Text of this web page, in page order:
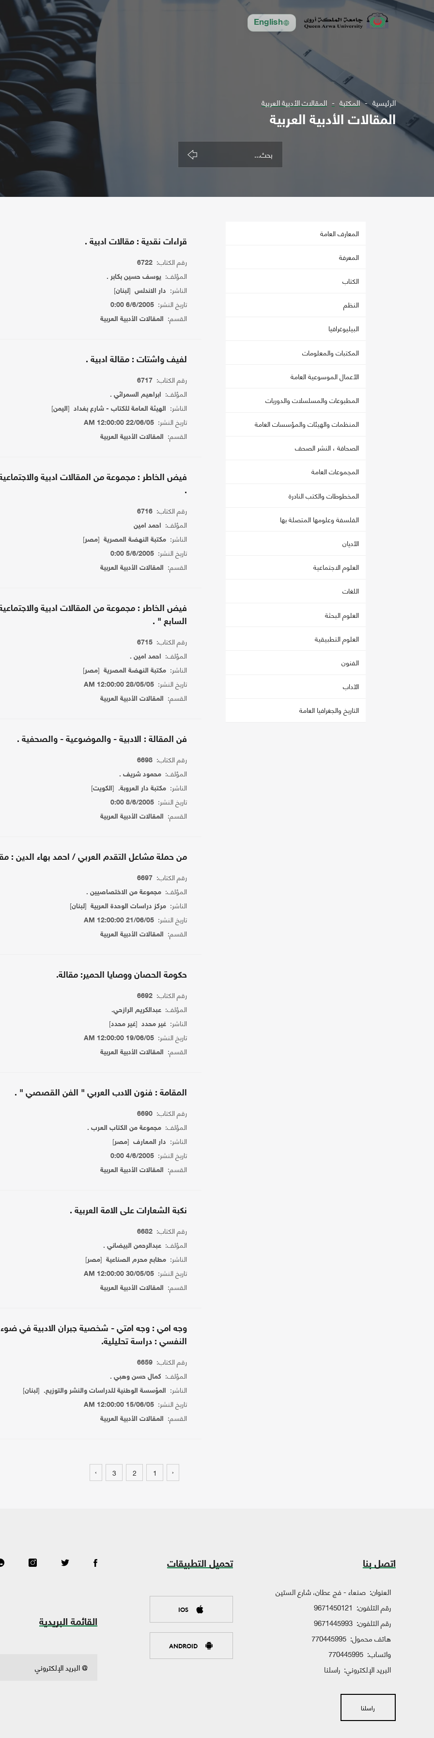
English
الرئيسية المكتبة المقالات الأدبية العربية
المقالات الأدبية العربية
المعارف العامة
المعرفة
الكتاب
النظم
البيليوغرافيا
المكتبات والمعلومات
الأعمال الموسوعية العامة
المطبوعات والمسلسلات والدوريات
المنظمات والهيئات والمؤسسات العامة
الصحافة ، النشر الصحف
المجموعات العامة
المخطوطات والكتب النادرة
الفلسفة وعلومها المتصلة بها
الأديان
العلوم الاجتماعية
اللغات
العلوم البحثة
العلوم التطبيقية
الفنون
الآداب
التاريخ والجغرافيا العامة
قراءات نقدية : مقالات ادبية .
رقم الكتاب: 6722
المؤلف: يوسف حسين بكابر .
الناشر: دار الاندلس[لبنان]
تاريخ النشر: 6/6/2005 0:00
القسم: المقالات الأدبية العربية
لفيف واشتات : مقالة ادبية .
رقم الكتاب: 6717
المؤلف: ابراهيم السمرائي .
الناشر: الهيئة العامة للكتاب - شارع بغداد[اليمن]
تاريخ النشر: 22/06/05 12:00:00 AM
القسم: المقالات الأدبية العربية
فيض الخاطر : مجموعة من المقالات ادبية والاجتماعية
.
رقم الكتاب: 6716
المؤلف: احمد امين
الناشر: مكتبة النهضة المصرية[مصر]
تاريخ النشر: 5/6/2005 0:00
القسم: المقالات الأدبية العربية
فيض الخاطر : مجموعة من المقالات ادبية
السابع " .
رقم الكتاب: 6715
المؤلف: احمد امين .
الناشر: مكتبة النهضة المصرية[مصر]
تاريخ النشر: 28/05/05 12:00:00 AM
القسم: المقالات الأدبية العربية
فن المقالة : الادبية - والموضوعية - والصحفية .
رقم الكتاب: 6698
المؤلف: محمود شريف .
الناشر: مكتبة دار العروبة.[الكويت]
تاريخ النشر: 8/6/2005 0:00
القسم: المقالات الأدبية العربية
من حملة مشاعل التقدم العربي / احمد بهاء الدين :
رقم الكتاب: 6697
المؤلف: مجموعة من الاختصاصيين .
الناشر: مركز دراسات الوحدة العربية[لبنان]
تاريخ النشر: 21/06/05 12:00:00 AM
القسم: المقالات الأدبية العربية
حكومة الحصان ووصايا الحمير: مقالة.
رقم الكتاب: 6692
المؤلف: عبدالكريم الرازحي.
الناشر: غير محدد[غير محدد]
تاريخ النشر: 19/06/05 12:00:00 AM
القسم: المقالات الأدبية العربية
المقامة : فنون الادب العربي " الفن القصصي " .
رقم الكتاب: 6690
المؤلف: مجموعة من الكتاب العرب .
الناشر: دار المعارف[مصر]
تاريخ النشر: 4/6/2005 0:00
القسم: المقالات الأدبية العربية
نكبة الشعارات على الامة العربية .
رقم الكتاب: 6682
المؤلف: عبدالرحمن البيضاني .
الناشر: مطابع محرم الصناعية[مصر]
تاريخ النشر: 30/05/05 12:00:00 AM
القسم: المقالات الأدبية العربية
وجه امي : وجه امتي - شخصية جبران الادبية في ضوء
النفسي : دراسة تحليلية.
رقم الكتاب: 6659
المؤلف: كمال حسن وهبي .
الناشر: المؤسسة الوطنية للدراسات والنشر والتوزيع.[لبنان]
تاريخ النشر: 15/06/05 12:00:00 AM
القسم: المقالات الأدبية العربية
‹
1
2
3
›
اتصل بنا
العنوان: صنعاء - فج عطان، شارع الستين
رقم التلفون: 9671450121
رقم التلفون: 9671445993
هاتف محمول: 770445995
واتساب: 770445995
البريد الإلكتروني: راسلنا
راسلنا
تحميل التطبيقات
IOS
ANDROID
القائمة البريدية